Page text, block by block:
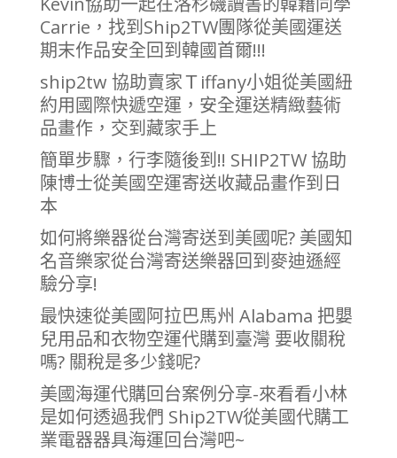
Carrie，找到Ship2TW團隊從美國運送
期末作品安全回到韓國首爾!!!
ship2tw 協助賣家Ｔiffany小姐從美國紐
約用國際快遞空運，安全運送精緻藝術
品畫作，交到藏家手上
簡單步驟，行李隨後到!! SHIP2TW 協助
陳博士從美國空運寄送收藏品畫作到日
本
如何將樂器從台灣寄送到美國呢? 美國知
名音樂家從台灣寄送樂器回到麥迪遜經
驗分享!
最快速從美國阿拉巴馬州 Alabama 把嬰
兒用品和衣物空運代購到臺灣 要收關稅
嗎? 關稅是多少錢呢?
美國海運代購回台案例分享-來看看小林
是如何透過我們 Ship2TW從美國代購工
業電器器具海運回台灣吧~